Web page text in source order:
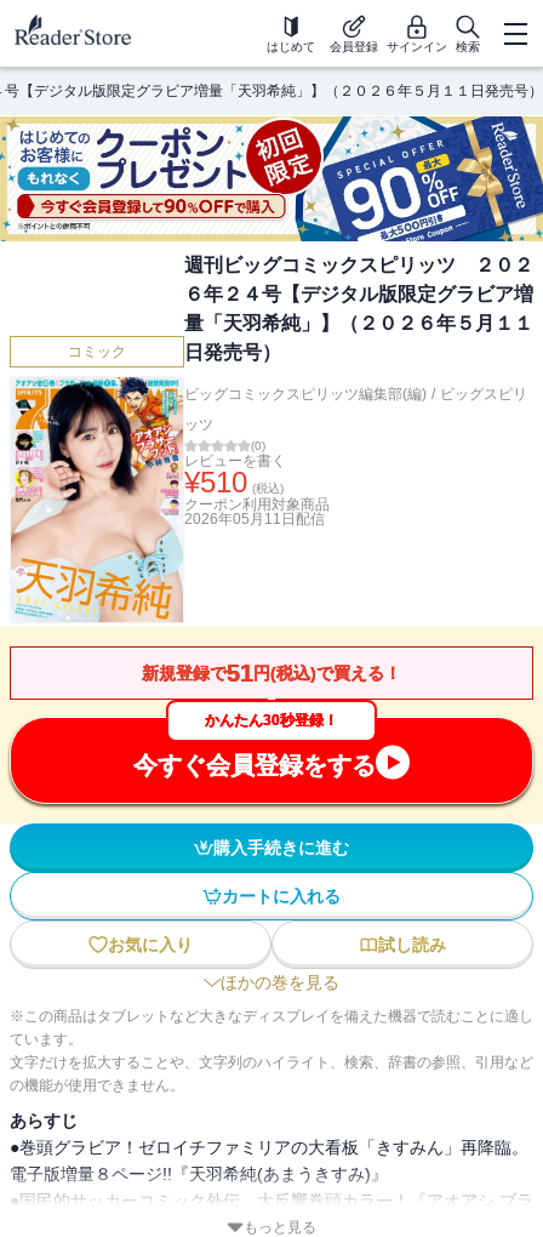
はじめて 会員登録 サインイン 検索
デジタル版限定グラビア増量「天羽希純」】（２０２６年５月１１日発売号）
コミック
週刊ビッグコミックスピリッツ ２０２
６年２４号【デジタル版限定グラビア増
量「天羽希純」】（２０２６年５月１１
日発売号）
ビッグコミックスピリッツ編集部(編) / ビッグスピリ
ッツ
(0)
レビューを書く
¥510 (税込)
クーポン利用対象商品
2026年05月11日 配信
新規登録で51円(税込)で買える！
かんたん30秒登録！
今すぐ会員登録をする
購入手続きに進む
カートに入れる
お気に入り
試し読み
ほかの巻を見る
※この商品はタブレットなど大きなディスプレイを備えた機器で読むことに適し
ています。
文字だけを拡大することや、文字列のハイライト、検索、辞書の参照、引用など
の機能が使用できません。
あらすじ
●巻頭グラビア！ゼロイチファミリアの大看板「きすみん」再降臨。
電子版増量８ページ!!『天羽希純(あまうきすみ)』
●国民的サッカーコミック外伝、大反響巻頭カラー！『アオアシ ブラ
もっと見る